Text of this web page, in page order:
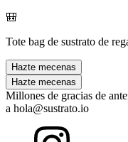
🎒
Tote bag de sustrato de
Hazte mecenas
Hazte mecenas
Millones de gracias de
a hola@sustrato.io